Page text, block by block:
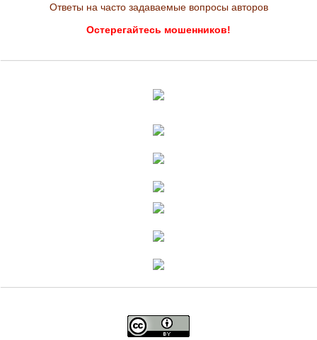
Ответы на часто задаваемые вопросы авторов
Остерегайтесь мошенников!